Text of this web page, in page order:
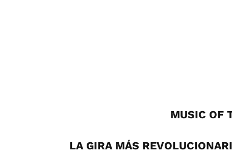
MUSIC OF
LA GIRA MÁS